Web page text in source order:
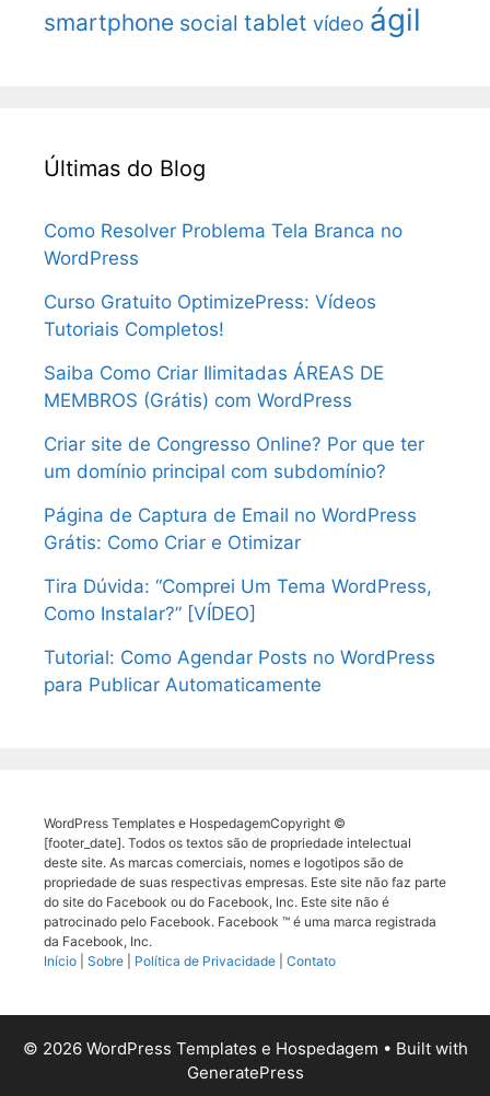
smartphone social tablet vídeo ágil
Últimas do Blog
Como Resolver Problema Tela Branca no
WordPress
Curso Gratuito OptimizePress: Vídeos
Tutoriais Completos!
Saiba Como Criar Ilimitadas ÁREAS DE
MEMBROS (Grátis) com WordPress
Criar site de Congresso Online? Por que ter
um domínio principal com subdomínio?
Página de Captura de Email no WordPress
Grátis: Como Criar e Otimizar
Tira Dúvida: “Comprei Um Tema WordPress,
Como Instalar?” [VÍDEO]
Tutorial: Como Agendar Posts no WordPress
para Publicar Automaticamente
WordPress Templates e HospedagemCopyright ©
[footer_date]. Todos os textos são de propriedade intelectual
deste site. As marcas comerciais, nomes e logotipos são de
propriedade de suas respectivas empresas. Este site não faz parte
do site do Facebook ou do Facebook, Inc. Este site não é
patrocinado pelo Facebook. Facebook ™ é uma marca registrada
da Facebook, Inc.
Início
Sobre Política de Privacidade Contato
© 2026 WordPress Templates e Hospedagem • Built with
GeneratePress